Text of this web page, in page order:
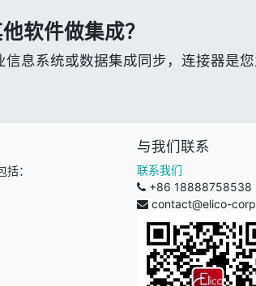
软件做集成？
息系统或数据集成同步，连接器是
：
与我们联系
联系我们
+86 18888758538
contact@elico-